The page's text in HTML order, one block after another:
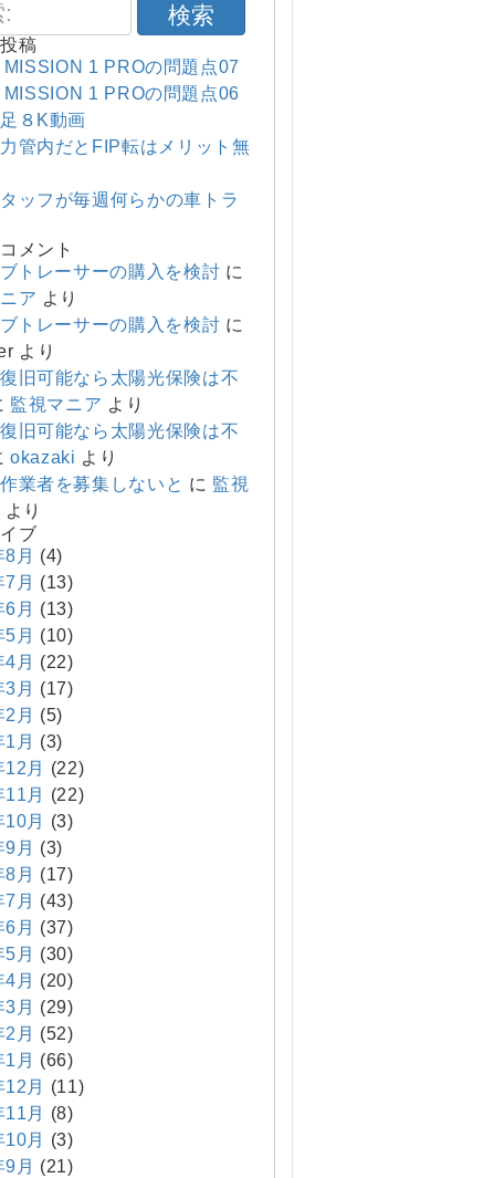
検索
稿
1 PROの問題点07
1 PROの問題点06
８K動画
管内だとFIP転はメリット無
ッフが毎週何らかの車トラ
メント
トレーサーの購入を検討 に
ア より
トレーサーの購入を検討 に
より
旧可能なら太陽光保険は不
監視マニア より
旧可能なら太陽光保険は不
okazaki より
業者を募集しないと に 監視
より
ブ
月 (4)
月 (13)
月 (13)
月 (10)
月 (22)
月 (17)
月 (5)
月 (3)
月
(22)
月
(22)
月
(3)
月 (3)
月 (17)
月 (43)
月 (37)
月 (30)
月 (20)
月 (29)
月 (52)
月 (66)
月
(11)
月
(8)
月
(3)
月 (21)